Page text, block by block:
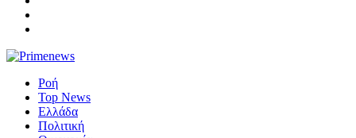
Ροή
Top News
Ελλάδα
Πολιτική